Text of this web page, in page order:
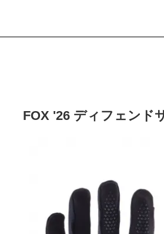
FOX '26 ディフェン